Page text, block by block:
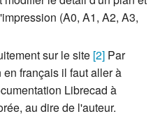
(A0, A1, A2, A3,
sur le site [2] Par
français il faut aller à
Librecad à
au dire de l'auteur.